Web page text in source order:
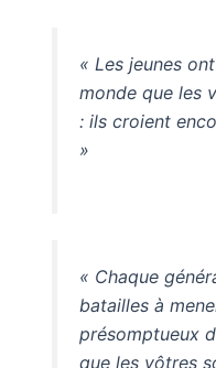
« Les jeunes
monde que les
: ils croient
»
« Chaque
batailles à
présomptueux
que les vôtres